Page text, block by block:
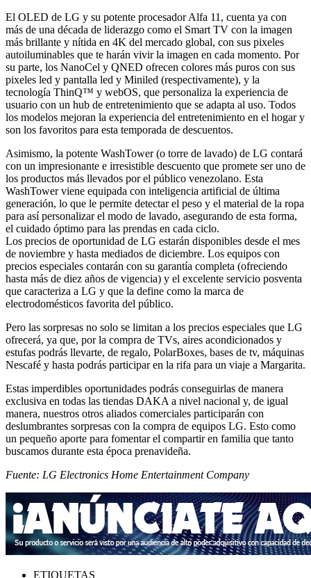
El OLED de LG y su potente procesador Alfa 11, cuenta ya con
más de una década de liderazgo como el Smart TV con la imagen
más brillante y nítida en 4K del mercado global, con sus pixeles
autoiluminables que te harán vivir la imagen en cada momento. Por
su parte, los NanoCel y QNED ofrecen colores más puros con sus
pixeles led y pantalla led y Miniled (respectivamente), y la
tecnología ThinQ™ y webOS, que personaliza la experiencia de
usuario con un hub de entretenimiento que se adapta al uso. Todos
los modelos mejoran la experiencia del entretenimiento en el hogar y
son los favoritos para esta temporada de descuentos.
Asimismo, la potente WashTower (o torre de lavado) de LG contará
con un impresionante e irresistible descuento que promete ser uno de
los productos más llevados por el público venezolano. Esta
WashTower viene equipada con inteligencia artificial de última
generación, lo que le permite detectar el peso y el material de la ropa
para así personalizar el modo de lavado, asegurando de esta forma,
el cuidado óptimo para las prendas en cada ciclo.
Los precios de oportunidad de LG estarán disponibles desde el mes
de noviembre y hasta mediados de diciembre. Los equipos con
precios especiales contarán con su garantía completa (ofreciendo
hasta más de diez años de vigencia) y el excelente servicio posventa
que caracteriza a LG y que la define como la marca de
electrodomésticos favorita del público.
Pero las sorpresas no solo se limitan a los precios especiales que LG
ofrecerá, ya que, por la compra de TVs, aires acondicionados y
estufas podrás llevarte, de regalo, PolarBoxes, bases de tv, máquinas
Nescafé y hasta podrás participar en la rifa para un viaje a Margarita.
Estas imperdibles oportunidades podrás conseguirlas de manera
exclusiva en todas las tiendas DAKA a nivel nacional y, de igual
manera, nuestros otros aliados comerciales participarán con
deslumbrantes sorpresas con la compra de equipos LG. Esto como
un pequeño aporte para fomentar el compartir en familia que tanto
buscamos durante esta época prenavideña.
Fuente: LG Electronics Home Entertainment Company
ETIQUETAS